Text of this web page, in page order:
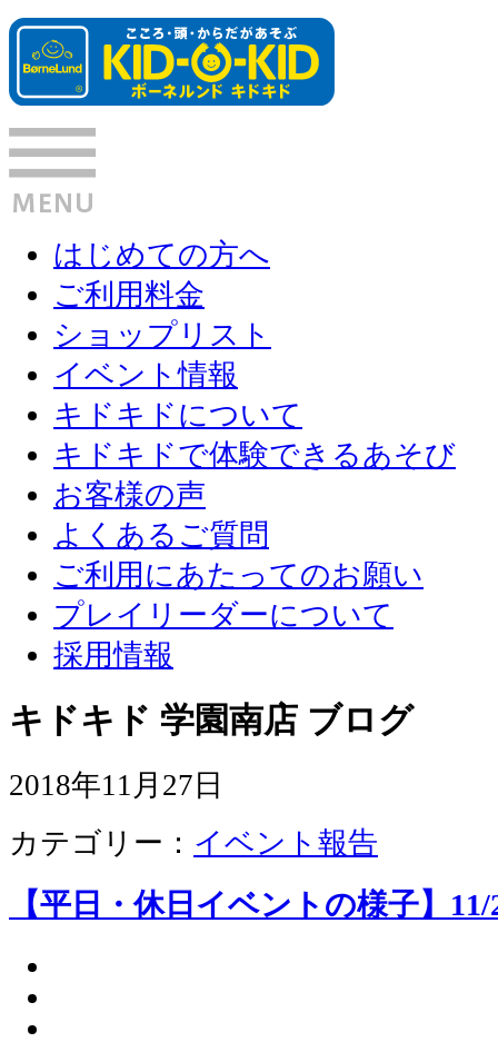
はじめての方へ
ご利用料金
ショップリスト
イベント情報
キドキドについて
キドキドで体験できるあそび
お客様の声
よくあるご質問
ご利用にあたってのお願い
プレイリーダーについて
採用情報
キドキド 学園南店 ブログ
2018年11月27日
カテゴリー： イベント報告
【平日・休日イベントの様子】11/